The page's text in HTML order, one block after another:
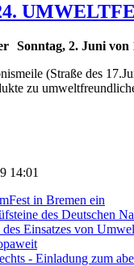
Sonntag, 2. Juni
(Straße des
zu
14:01
in Bremen ein
des Deutschen
Einsatzes von
- Einladung zum